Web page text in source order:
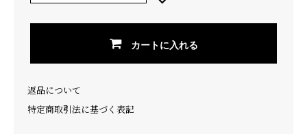
カートに入れる
返品について
特定商取引法に基づく表記